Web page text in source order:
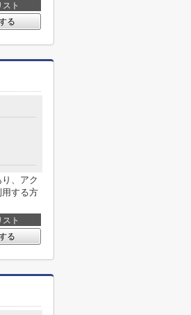
ト
る
、アク
する方
ト
る